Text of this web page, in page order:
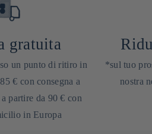
gratuita
un punto di ritiro in
€ con consegna a
partire da 90 € con
in Europa
*sul tuo
nostra